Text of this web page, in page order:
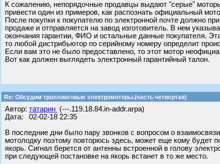
К сожалению, непорядочные продавцы выдают "серые"
привести один из примеров, как распознать официальный
После покупки к покупателю по электронной почте должно
продаже и отправляется на завод изготовитель. В нем
окончания гарантии, ФИО и остальные данные покупателя.
то любой дистрибьютор по серийному номеру определит
Если вам это не было предоставлено, то этот мотор
Вот как должен выглядеть электронный гарантийный талон.
Re: Обсудим троллинговые электромоторы.(часть четвертая)
Автор: татарин (---.119.18.84.in-addr.arpa)
Дата: 02-02-18 22:35
В последние дни было пару звонков с вопросом о
мотолодку поэтому повторюсь здесь, может еще кому будет
якорь. Сигнал берется от антенны встроенной в голову
при следующей постановке на якорь встанет в то же место.